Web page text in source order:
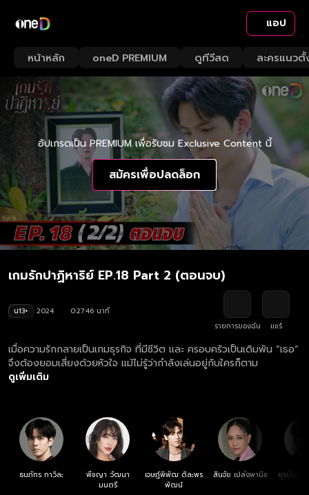
แอป
หน้าหลัก oneD PREMIUM ดูทีวีสด ละครแนวตั้
อัปเกรดเป็น PREMIUM เพื่อรับชม Exclusive Content นี้
สมัครเพื่อปลดล็อก
เกมรักปาฏิหาริย์ EP.18 Part 2 (ตอนจบ)
น13+ 2024
0:27:46 นาที
รายการของฉัน
แชร์
เมื่อความรักกลายเป็นเกมธุรกิจ ที่มีชีวิต และ ครอบครัวเป็นเดิมพัน “เธอ”
จึงต้องยอมเสี่ยงด้วยหัวใจ แม้ไม่รู้ว่ากำลังเล่นอยู่กับใครก็ตาม
ดูเพิ่มเติม
ธนภัทร กาวิละ
พีชญา วัฒนา
มนตรี
เจษฎ์พิพัฒ ติละพร
พัฒน์
สินจัย เปล่งพานิช ยุรนันท์